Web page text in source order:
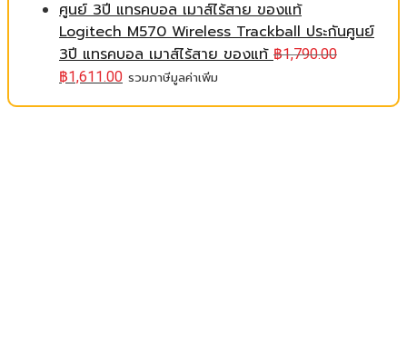
Logitech M570 Wireless Trackball ประกันศูนย์
3ปี แทรคบอล เมาส์ไร้สาย ของแท้ ฿1,790.00
฿1,611.00 รวมภาษีมูลค่าเพิ่ม